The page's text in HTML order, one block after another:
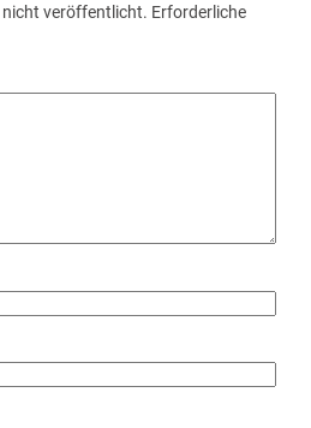
nicht veröffentlicht. Erforderliche